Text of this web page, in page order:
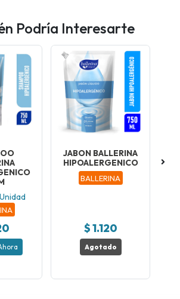
Podría Interesarte
JABON BALLERINA
HIPOALERGENICO
BALLERINA
$ 1.120
Agotado